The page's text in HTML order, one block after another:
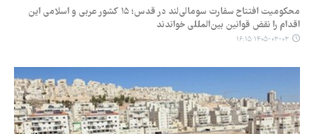
محکومیت افتتاح سفارت سومالی‌لند در قدس؛ ۱۵ کشور عربی و اسلامی این
اقدام را نقض قوانین بین‌المللی خواندند
۱۴۰۵-۰۳-۰۳ ۱۶:۱۵